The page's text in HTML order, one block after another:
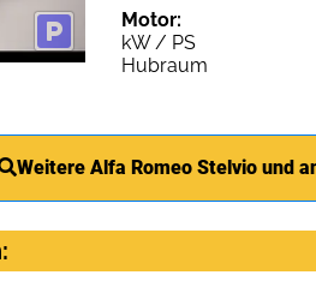
Motor:
kW / PS
Hubraum
Weitere Alfa Romeo Stelvio und